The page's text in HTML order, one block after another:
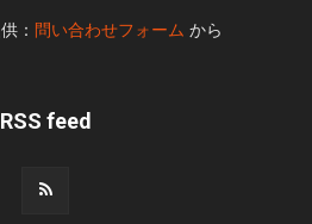
： 問い合わせフォーム から
RSS feed